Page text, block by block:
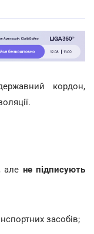
кордон,
але не підписують
засобів;